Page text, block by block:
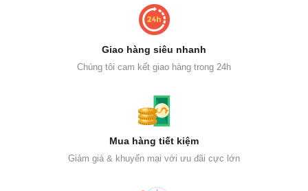
Giao hàng siêu nhanh
Chúng tôi cam kết giao hàng trong 24h
Mua hàng tiết kiệm
Giảm giá & khuyến mại với ưu đãi cực lớn